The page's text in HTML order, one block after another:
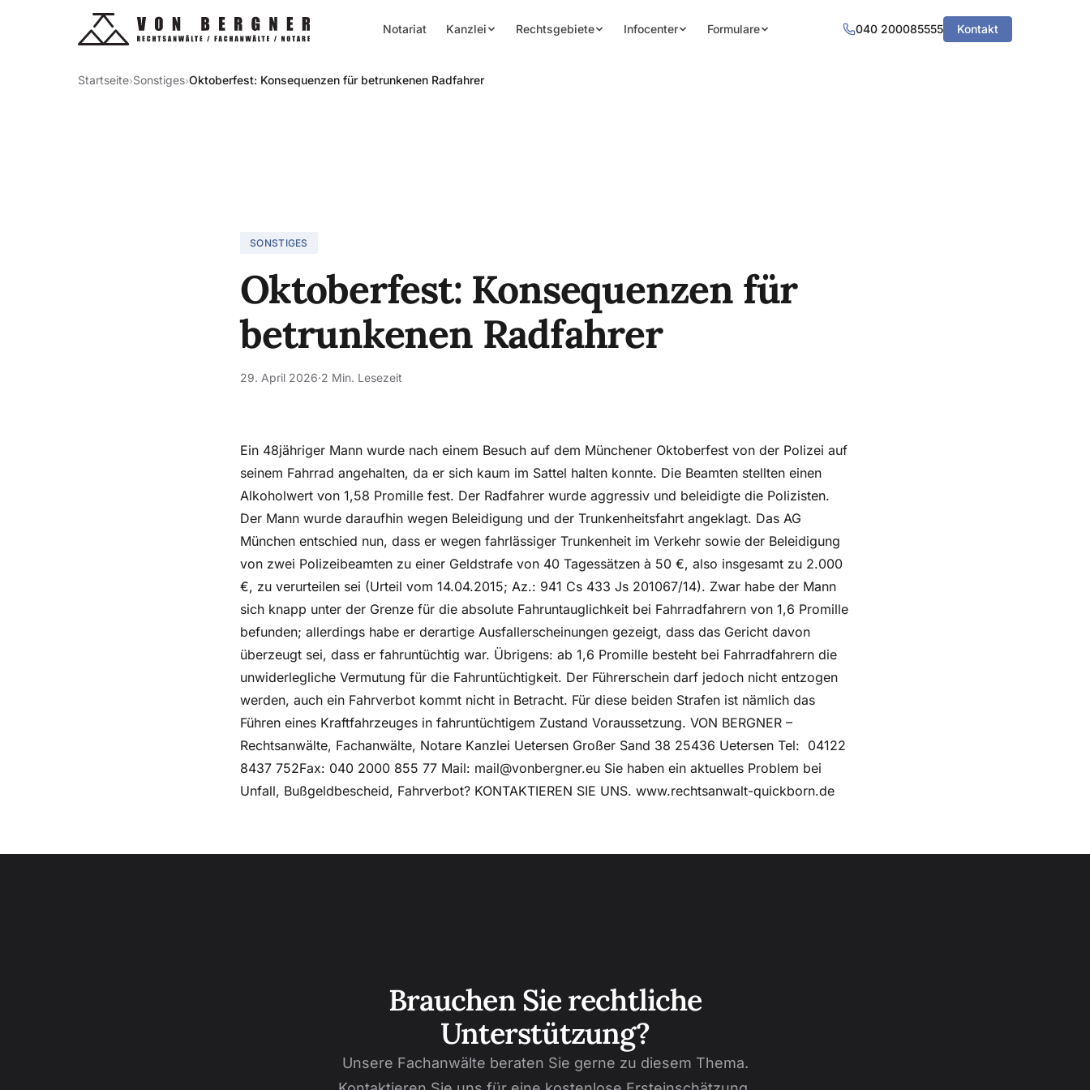
Notariat Kanzlei Rechtsgebiete Infocenter Formulare 040 200085555 Kontakt
Startseite›Sonstiges›Oktoberfest: Konsequenzen für betrunkenen Radfahrer
SONSTIGES
Oktoberfest: Konsequenzen für
betrunkenen Radfahrer
29. April 2026·2 Min. Lesezeit
Ein 48jähriger Mann wurde nach einem Besuch auf dem Münchener Oktoberfest von der Polizei auf
seinem Fahrrad angehalten, da er sich kaum im Sattel halten konnte. Die Beamten stellten einen
Alkoholwert von 1,58 Promille fest. Der Radfahrer wurde aggressiv und beleidigte die Polizisten.
Der Mann wurde daraufhin wegen Beleidigung und der Trunkenheitsfahrt angeklagt. Das AG
München entschied nun, dass er wegen fahrlässiger Trunkenheit im Verkehr sowie der Beleidigung
von zwei Polizeibeamten zu einer Geldstrafe von 40 Tagessätzen à 50 €, also insgesamt zu 2.000
€, zu verurteilen sei (Urteil vom 14.04.2015; Az.: 941 Cs 433 Js 201067/14). Zwar habe der Mann
sich knapp unter der Grenze für die absolute Fahruntauglichkeit bei Fahrradfahrern von 1,6 Promille
befunden; allerdings habe er derartige Ausfallerscheinungen gezeigt, dass das Gericht davon
überzeugt sei, dass er fahruntüchtig war. Übrigens: ab 1,6 Promille besteht bei Fahrradfahrern die
unwiderlegliche Vermutung für die Fahruntüchtigkeit. Der Führerschein darf jedoch nicht entzogen
werden, auch ein Fahrverbot kommt nicht in Betracht. Für diese beiden Strafen ist nämlich das
Führen eines Kraftfahrzeuges in fahruntüchtigem Zustand Voraussetzung. VON BERGNER –
Rechtsanwälte, Fachanwälte, Notare Kanzlei Uetersen Großer Sand 38 25436 Uetersen Tel: 04122
8437 752Fax: 040 2000 855 77 Mail: mail@vonbergner.eu Sie haben ein aktuelles Problem bei
Unfall, Bußgeldbescheid, Fahrverbot? KONTAKTIEREN SIE UNS. www.rechtsanwalt-quickborn.de
Brauchen Sie rechtliche
Unterstützung?
Unsere Fachanwälte beraten Sie gerne zu diesem Thema.